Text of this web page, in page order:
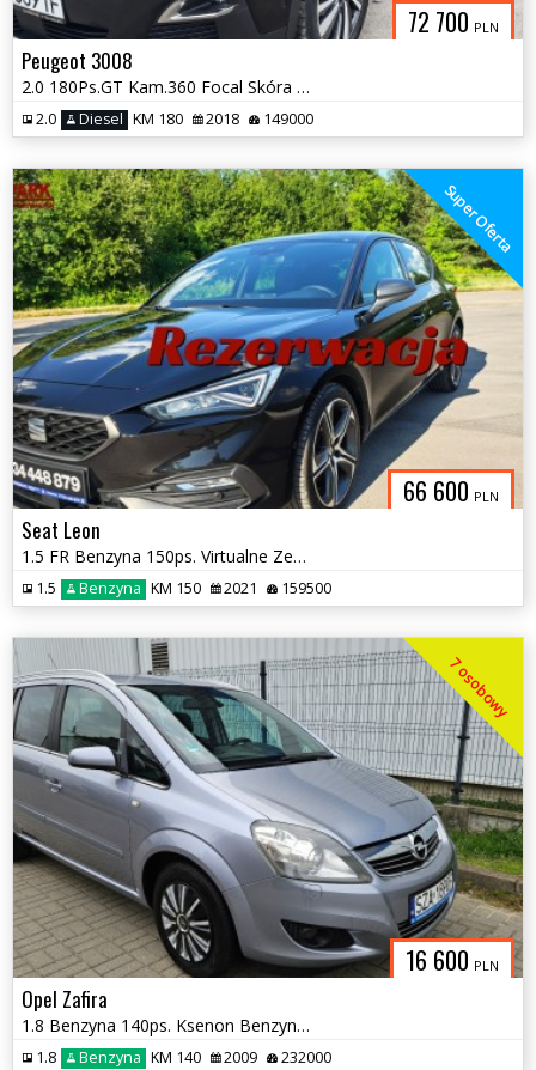
72 700 PLN
Peugeot 3008
2.0 180Ps.GT Kam.360 Focal Skóra Panorama Masaże Navi 2018
2.0 Diesel KM 180 2018 149000
66 600 PLN
Super Oferta
Seat Leon
1.5 FR Benzyna 150ps. Virtualne Zegary Klimatronic x3 Indukcja 2021
1.5 Benzyna KM 150 2021 159500
16 600 PLN
7 osobowy
Opel Zafira
1.8 Benzyna 140ps. Ksenon Benzyna 7-0sób
1.8 Benzyna KM 140 2009 232000